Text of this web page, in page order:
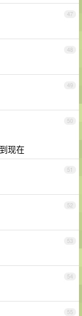
47
48
49
50
现在
51
52
53
54
55